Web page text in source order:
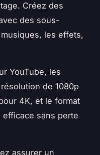
Créez des
des sous-
les effets,
YouTube, les
de 1080p
4K, et le format
sans perte
assurer un